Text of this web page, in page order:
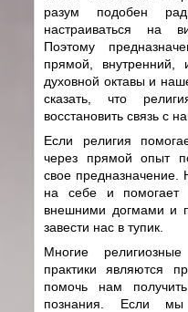
разум подобен
настраиваться на
Поэтому
прямой, внутренний,
духовной октавы и
сказать, что
восстановить связь с
Если религия
через прямой опыт
свое предназначение.
на себе и помогает
внешними догмами и
завести нас в тупик.
Многие
практики являются
помочь нам
познания. Если